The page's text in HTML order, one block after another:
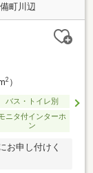
町川辺
2）
バス・トイレ別
ニタ付インターホ
ン
お申し付けく